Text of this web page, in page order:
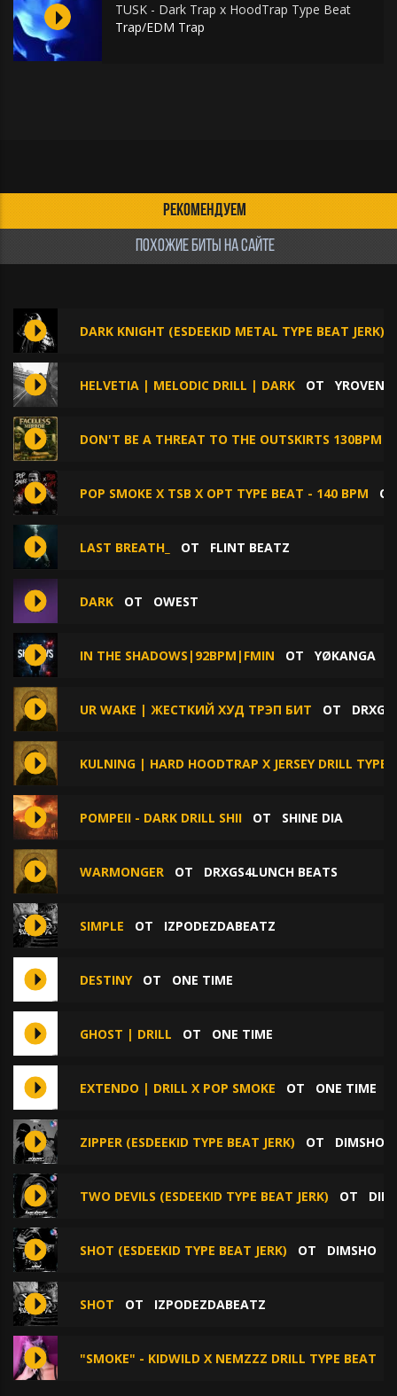
TUSK - Dark Trap x HoodTrap Type Beat
Trap/EDM Trap
РЕКОМЕНДУЕМ
ПОХОЖИЕ БИТЫ НА САЙТЕ
DARK KNIGHT (ESDEEKID METAL TYPE BEAT JERK)
HELVETIA | MELODIC DRILL | DARK ОТ YROVEN’
DON'T BE A THREAT TO THE OUTSKIRTS 130BPM
POP SMOKE X TSB X OPT TYPE BEAT - 140 BPM
LAST BREATH_ ОТ FLINT BEATZ
DARK ОТ OWEST
IN THE SHADOWS|92BPM|FMIN ОТ YØKANGA
UR WAKE | ЖЕСТКИЙ ХУД ТРЭП БИТ ОТ
KULNING | HARD HOODTRAP X JERSEY DRILL TYPE
POMPEII - DARK DRILL SHII ОТ SHINE DIA
WARMONGER ОТ DRXGS4LUNCH BEATS
SIMPLE ОТ IZPODEZDABEATZ
DESTINYОТ ONE TIME
GHOST | DRILL ОТ ONE TIME
EXTENDO | DRILL X POP SMOKE ОТ ONE TIME
ZIPPER (ESDEEKID TYPE BEAT JERK) ОТ DIMSHO
TWO DEVILS (ESDEEKID TYPE BEAT JERK) ОТ
SHOT (ESDEEKID TYPE BEAT JERK) ОТ DIMSHO
SHOT ОТ IZPODEZDABEATZ
"SMOKE" - KIDWILD X NEMZZZ DRILL TYPE BEAT